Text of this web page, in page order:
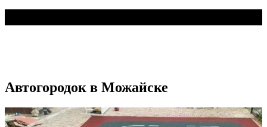
Автогородок в Можайске